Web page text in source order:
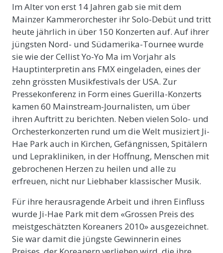
Im Alter von erst 14 Jahren gab sie mit dem
Mainzer Kammerorchester ihr Solo-Debüt und tritt
heute jährlich in über 150 Konzerten auf. Auf ihrer
jüngsten Nord- und Südamerika-Tournee wurde
sie wie der Cellist Yo-Yo Ma im Vorjahr als
Hauptinterpretin ans FMX eingeladen, eines der
zehn grössten Musikfestivals der USA. Zur
Pressekonferenz in Form eines Guerilla-Konzerts
kamen 60 Mainstream-Journalisten, um über
ihren Auftritt zu berichten. Neben vielen Solo- und
Orchesterkonzerten rund um die Welt musiziert Ji-
Hae Park auch in Kirchen, Gefängnissen, Spitälern
und Leprakliniken, in der Hoffnung, Menschen mit
gebrochenen Herzen zu heilen und alle zu
erfreuen, nicht nur Liebhaber klassischer Musik.
Für ihre herausragende Arbeit und ihren Einfluss
wurde Ji-Hae Park mit dem «Grossen Preis des
meistgeschätzten Koreaners 2010» ausgezeichnet.
Sie war damit die jüngste Gewinnerin eines